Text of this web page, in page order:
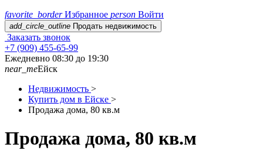
favorite_border Избранное person Войти
add_circle_outline Продать недвижимость
Заказать звонок
+7 (909) 455-65-99
Ежедневно 08:30 до 19:30
near_meЕйск
Недвижимость >
Купить дом в Ейске >
Продажа дома, 80 кв.м
Продажа дома, 80 кв.м